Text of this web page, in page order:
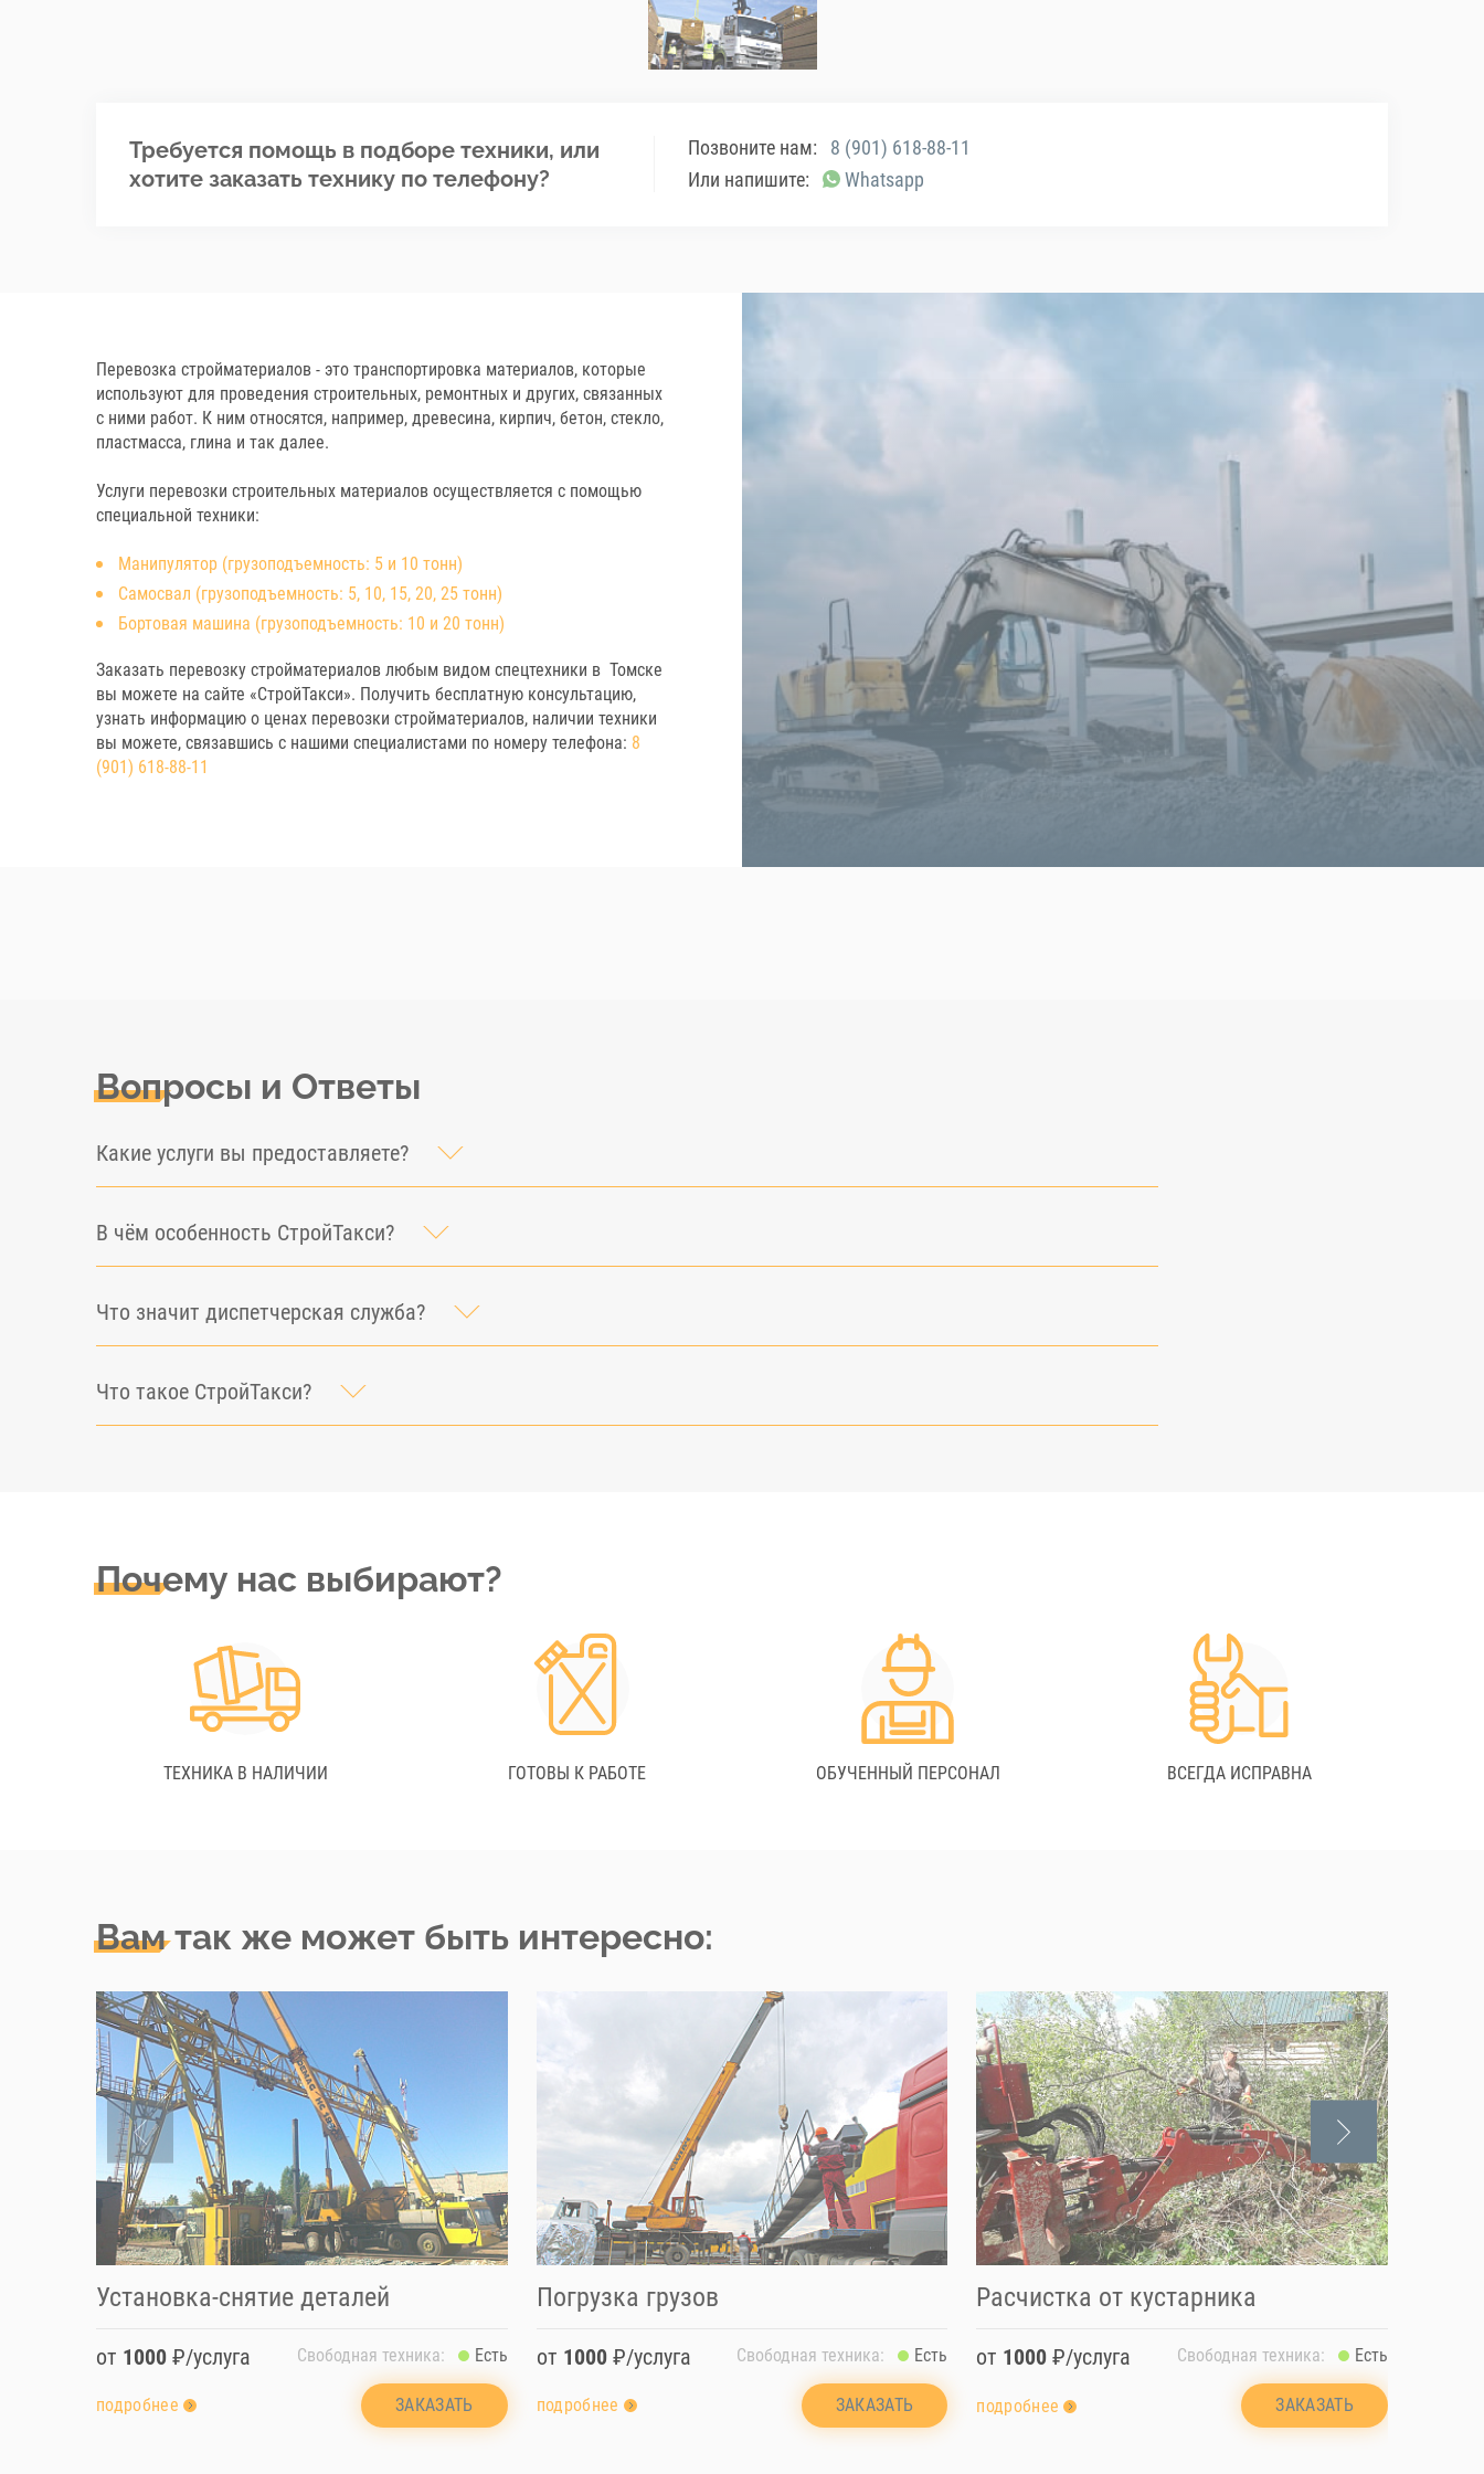
Требуется помощь в подборе техники, или
хотите заказать технику по телефону?
Позвоните нам:
8 (901) 618-88-11
Или напишите:
Whatsapp
Перевозка стройматериалов - это транспортировка материалов, которые
используют для проведения строительных, ремонтных и других, связанных
с ними работ. К ним относятся, например, древесина, кирпич, бетон, стекло,
пластмасса, глина и так далее.
Услуги перевозки строительных материалов осуществляется с помощью
специальной техники:
Манипулятор (грузоподъемность: 5 и 10 тонн)
Самосвал (грузоподъемность: 5, 10, 15, 20, 25 тонн)
Бортовая машина (грузоподъемность: 10 и 20 тонн)
Заказать перевозку стройматериалов любым видом спецтехники в Томске
вы можете на сайте «СтройТакси». Получить бесплатную консультацию,
узнать информацию о ценах перевозки стройматериалов, наличии техники
вы можете, связавшись с нашими специалистами по номеру телефона: 8
(901) 618-88-11
Вопросы и Ответы
Какие услуги вы предоставляете?
В чём особенность СтройТакси?
Что значит диспетчерская служба?
Что такое СтройТакси?
Почему нас выбирают?
ТЕХНИКА В НАЛИЧИИ ГОТОВЫ К РАБОТЕ ОБУЧЕННЫЙ ПЕРСОНАЛ ВСЕГДА ИСПРАВНА
Вам так же может быть интересно:
Установка-снятие деталей
от 1000 ₽/услуга Свободная техника: Есть
подробнее ЗАКАЗАТЬ
Погрузка грузов
от 1000₽/услуга Свободная техника: Есть
подробнее ЗАКАЗАТЬ
Расчистка от кустарника
от 1000 ₽/услуга Свободная техника: Есть
подробнее ЗАКАЗАТЬ